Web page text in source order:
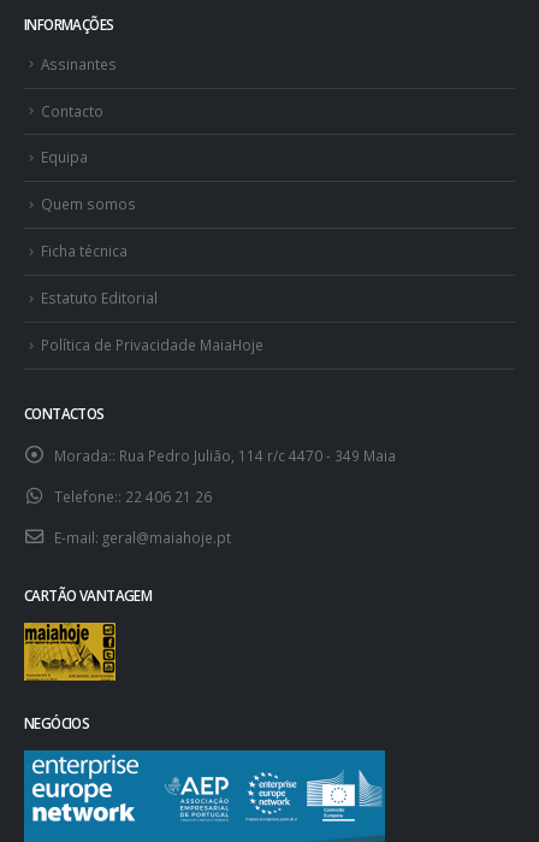
INFORMAÇÕES
Assinantes
Contacto
Equipa
Quem somos
Ficha técnica
Estatuto Editorial
Política de Privacidade MaiaHoje
CONTACTOS
Morada:: Rua Pedro Julião, 114 r/c 4470 - 349 Maia
Telefone:: 22 406 21 26
E-mail: geral@maiahoje.pt
CARTÃO VANTAGEM
NEGÓCIOS